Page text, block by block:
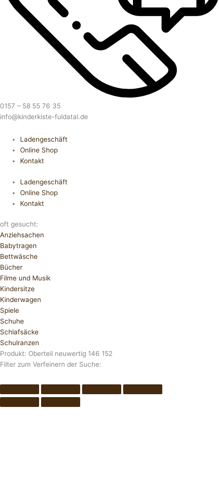
0157 – 58 55 76 35
info@kinderkiste-fuldatal.de
Ladengeschäft
Online Shop
Kontakt
Ladengeschäft
Online Shop
Kontakt
oft gesucht:
Anziehsachen
Babytragen
Bettwäsche
Bücher
Filme und Musik
Kindersitze
Kinderwagen
Spiele
Schuhe
Schlafsäcke
Schulranzen
Produkt: Oberteil neuwertig 146 152
Filter zum Verfeinern der Suche: